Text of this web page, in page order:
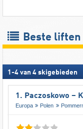
Beste
1 -4 van 4 skigebieden
1. Paczoskowo –
Europa Polen